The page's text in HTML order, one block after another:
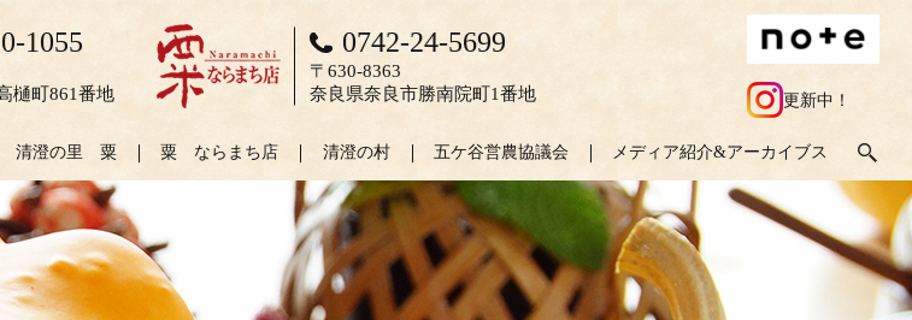
清澄の里 粟 粟 ならまち店 清澄の村 五ケ谷営農協議会 メディア紹介&アーカイブス
1055
樋町861番地
0742-24-5699
〒630-8363
奈良県奈良市勝南院町1番地
更新中！